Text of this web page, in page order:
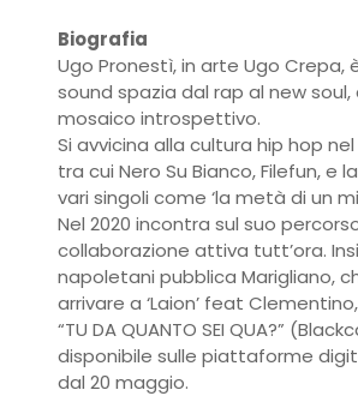
Biografia
Ugo Pronestì, in arte Ugo
sound spazia dal rap al new
mosaico introspettivo.
Si avvicina alla cultura hip hop
tra cui Nero Su Bianco, Filefun,
vari singoli come ‘la metà di un
Nel 2020 incontra sul suo
collaborazione attiva tutt’ora.
napoletani pubblica Marigliano,
arrivare a ‘Laion’ feat Clementino,
“TU DA QUANTO SEI QUA?”
disponibile sulle piattaforme
dal 20 maggio.